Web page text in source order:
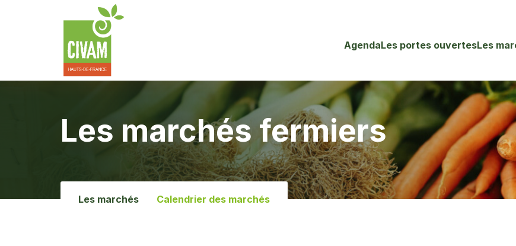
AgendaLes portes ouvertesLes
Les marchés fermiers
Les marchés Calendrier des marchés